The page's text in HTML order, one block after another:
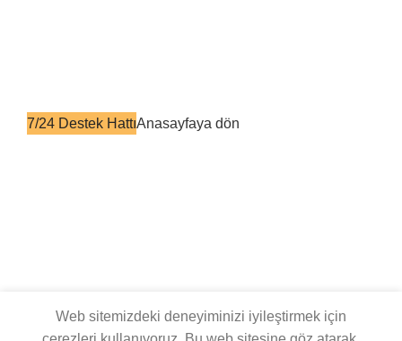
7/24 Destek HattıAnasayfaya dön
Web sitemizdeki deneyiminizi iyileştirmek için